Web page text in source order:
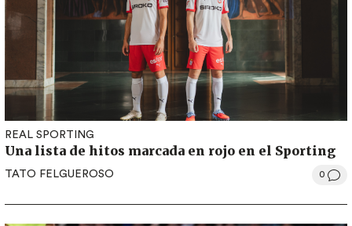
REAL SPORTING
Una lista de hitos marcada en rojo en el Sporting
TATO FELGUEROSO 0